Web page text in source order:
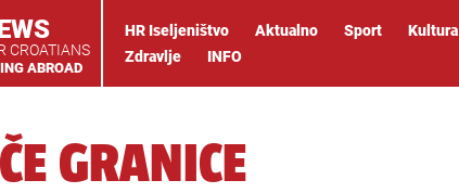
CROATIANS
ABROAD
HR Iseljeništvo Aktualno Sport Kultura
Zdravlje
INFO
GRANICE